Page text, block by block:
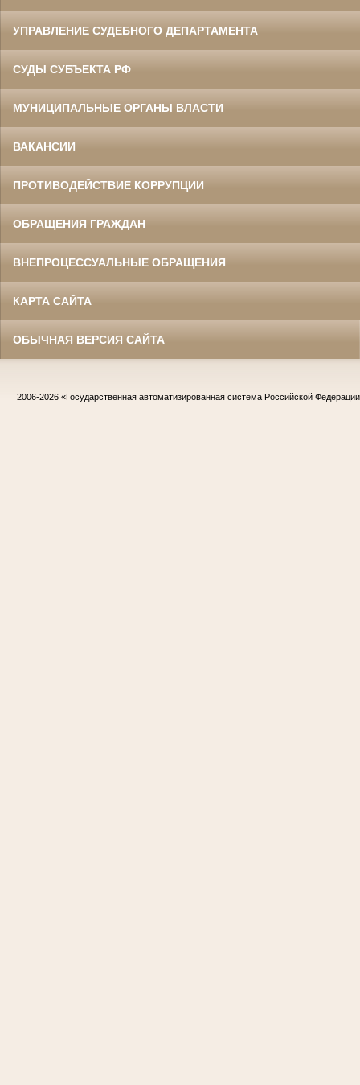
УПРАВЛЕНИЕ СУДЕБНОГО ДЕПАРТАМЕНТА
СУДЫ СУБЪЕКТА РФ
МУНИЦИПАЛЬНЫЕ ОРГАНЫ ВЛАСТИ
ВАКАНСИИ
ПРОТИВОДЕЙСТВИЕ КОРРУПЦИИ
ОБРАЩЕНИЯ ГРАЖДАН
ВНЕПРОЦЕССУАЛЬНЫЕ ОБРАЩЕНИЯ
КАРТА САЙТА
ОБЫЧНАЯ ВЕРСИЯ САЙТА
2006-2026 «Государственная автоматизированная система Российской